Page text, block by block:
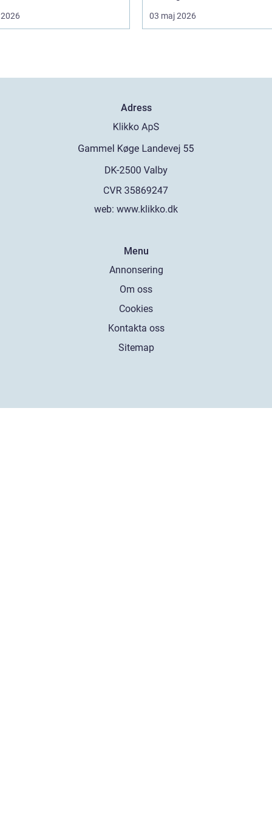
03 maj 2026
Adress
web: www.klikko.dk
Menu
Annonsering
Om oss
Cookies
Kontakta oss
Sitemap